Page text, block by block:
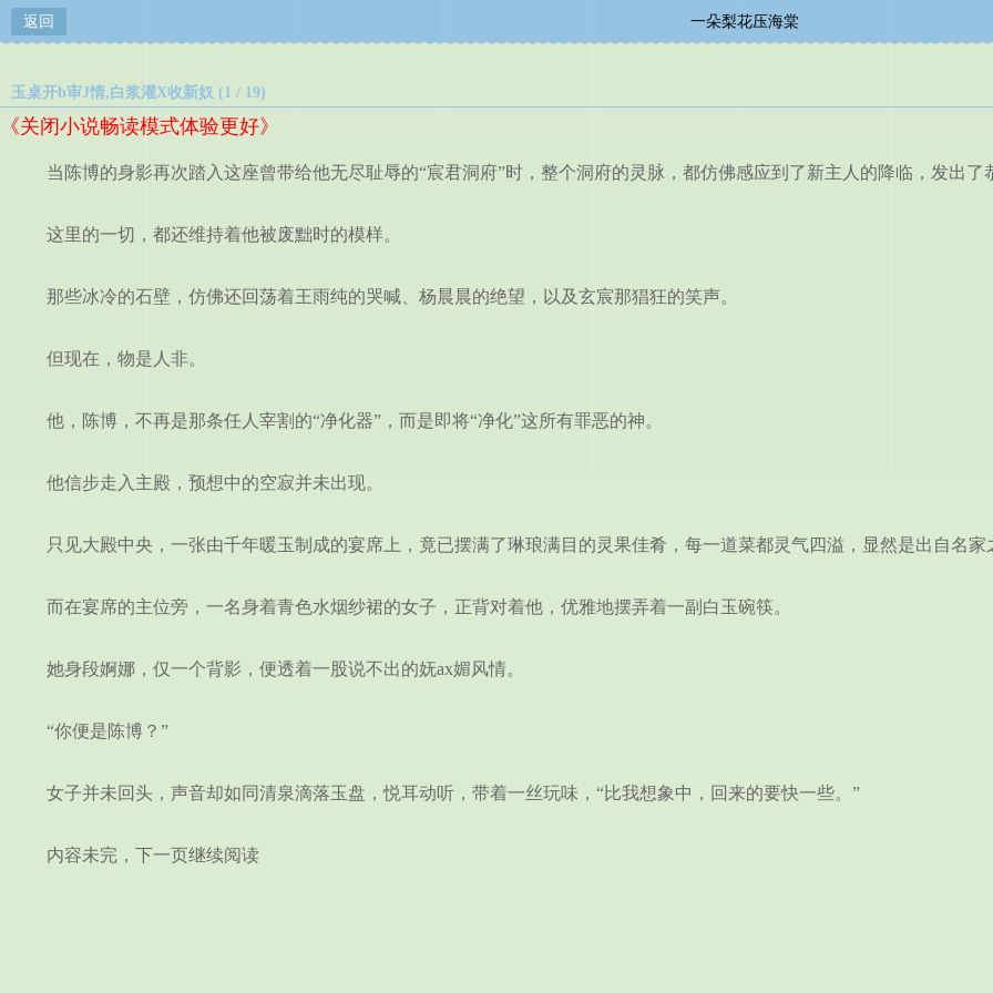
返回 一朵梨花压海棠
玉桌开b审J情,白浆灌X收新奴 (1 / 19)
《关闭小说畅读模式体验更好》
当陈博的身影再次踏入这座曾带给他无尽耻辱的“宸君洞府”时，整个洞府的灵脉，都仿佛感应到了新主人的降临，发出了
这里的一切，都还维持着他被废黜时的模样。
那些冰冷的石壁，仿佛还回荡着王雨纯的哭喊、杨晨晨的绝望，以及玄宸那猖狂的笑声。
但现在，物是人非。
他，陈博，不再是那条任人宰割的“净化器”，而是即将“净化”这所有罪恶的神。
他信步走入主殿，预想中的空寂并未出现。
只见大殿中央，一张由千年暖玉制成的宴席上，竟已摆满了琳琅满目的灵果佳肴，每一道菜都灵气四溢，显然是出自名家
而在宴席的主位旁，一名身着青色水烟纱裙的女子，正背对着他，优雅地摆弄着一副白玉碗筷。
她身段婀娜，仅一个背影，便透着一股说不出的妩ax媚风情。
“你便是陈博？”
女子并未回头，声音却如同清泉滴落玉盘，悦耳动听，带着一丝玩味，“比我想象中，回来的要快一些。”
内容未完，下一页继续阅读